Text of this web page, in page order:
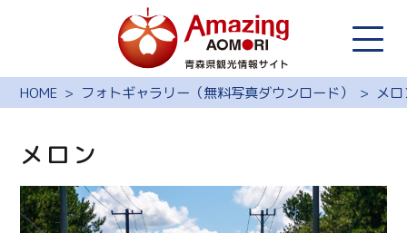
HOME フォトギャラリー（無料写真ダウンロード） メ
メロン